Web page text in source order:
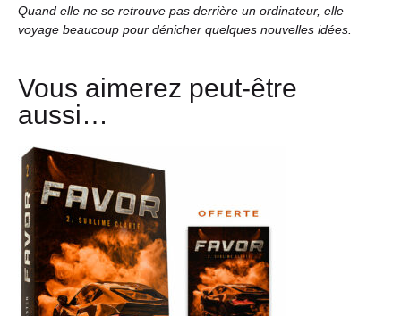
Quand elle ne se retrouve pas derrière un ordinateur, elle
voyage beaucoup pour dénicher quelques nouvelles idées.
Vous aimerez peut-être
aussi…